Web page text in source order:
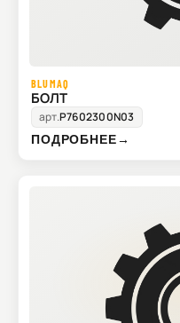
BLUMAQ
БОЛТ
арт.P7602300N03
ПОДРОБНЕЕ→